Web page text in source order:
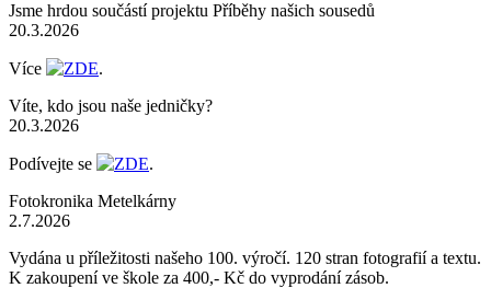
Jsme hrdou součástí projektu Příběhy našich sousedů
20.3.2026
Více ZDE.
Víte, kdo jsou naše jedničky?
20.3.2026
Podívejte se ZDE.
Fotokronika Metelkárny
2.7.2026
Vydána u příležitosti našeho 100. výročí. 120 stran fotografií a textu.
K zakoupení ve škole za 400,- Kč do vyprodání zásob.